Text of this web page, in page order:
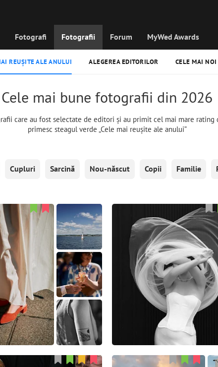
Fotografi Fotografii Forum MyWed Awards
REUȘITE ALE ANULUI ALEGEREA EDITORILOR CELE MAI
Cele mai bune fotografii din 2026
care au fost selectate de editori și au primit cel mai mare
primesc steagul verde „Cele mai reușite ale anului”
Cupluri Sarcină Nou-născut Copii Familie
André Korsak
15 0
Tunçay Yel
60 2 3